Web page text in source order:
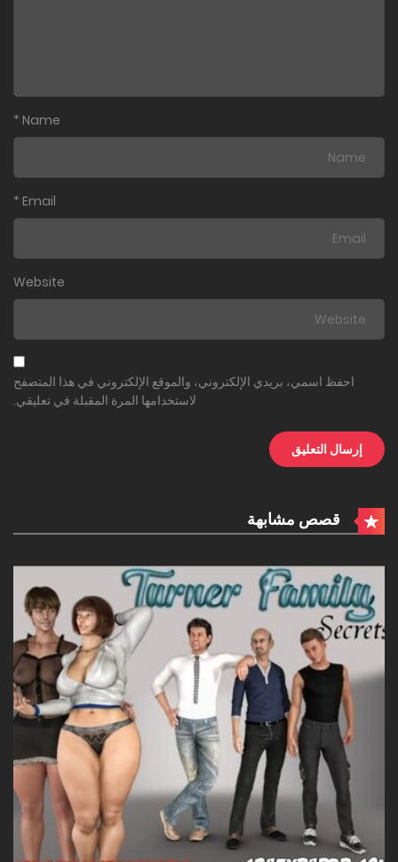
Name
*
Email
*
Website
احفظ اسمي، بريدي الإلكتروني، والموقع الإلكتروني في هذا المتصفح
لاستخدامها المرة المقبلة في تعليقي.
قصص مشابهة